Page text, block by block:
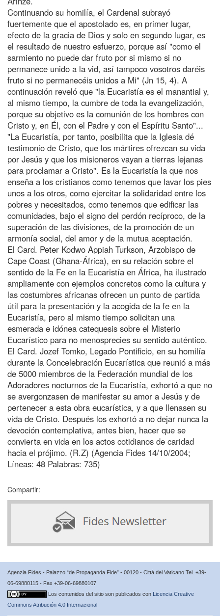
Continuando su homilía, el Cardenal subrayó
fuertemente que el apostolado es, en primer lugar,
efecto de la gracia de Dios y solo en segundo lugar, es
el resultado de nuestro esfuerzo, porque así "como el
sarmiento no puede dar fruto por si mismo si no
permanece unido a la vid, así tampoco vosotros daréis
fruto si no permanecéis unidos a Mi" (Jn 15, 4). A
continuación reveló que "la Eucaristía es el manantial y,
al mismo tiempo, la cumbre de toda la evangelización,
porque su objetivo es la comunión de los hombres con
Cristo y, en Él, con el Padre y con el Espíritu Santo"...
"La Eucaristía, por tanto, posibilita que la Iglesia dé
testimonio de Cristo, que los mártires ofrezcan su vida
por Jesús y que los misioneros vayan a tierras lejanas
para proclamar a Cristo". Es la Eucaristía la que nos
enseña a los cristianos como tenemos que lavar los pies
unos a los otros, como ejercitar la solidaridad entre los
pobres y necesitados, como tenemos que edificar las
comunidades, bajo el signo del perdón recíproco, de la
superación de las divisiones, de la promoción de un
armonía social, del amor y de la mutua aceptación.
El Card. Peter Kodwo Appiah Turkson, Arzobispo de
Cape Coast (Ghana-África), en su relación sobre el
sentido de la Fe en la Eucaristía en África, ha ilustrado
ampliamente con ejemplos concretos como la cultura y
las costumbres africanas ofrecen un punto de partida
útil para la presentación y la acogida de la fe en la
Eucaristía, pero al mismo tiempo solicitan una
esmerada e idónea catequesis sobre el Misterio
Eucarístico para no menosprecies su sentido auténtico.
El Card. Jozef Tomko, Legado Pontificio, en su homilía
durante la Concelebración Eucarística que reunió a más
de 5000 miembros de la Federación mundial de los
Adoradores nocturnos de la Eucaristía, exhortó a que no
se avergonzasen de manifestar su amor a Jesús y de
pertenecer a esta obra eucarística, y a que llenasen su
vida de Cristo. Después los exhortó a no dejar nunca la
devoción contemplativa, antes bien, hacer que se
convierta en vida en los actos cotidianos de caridad
hacia el prójimo. (R.Z) (Agencia Fides 14/10/2004;
Líneas: 48 Palabras: 735)
Compartir:
Agenzia Fides - Palazzo “de Propaganda Fide” - 00120 - Città del Vaticano Tel. +39-
06-69880115 - Fax +39-06-69880107
Los contenidos del sitio son publicados con Licencia Creative
Commons Atribución 4.0 Internacional